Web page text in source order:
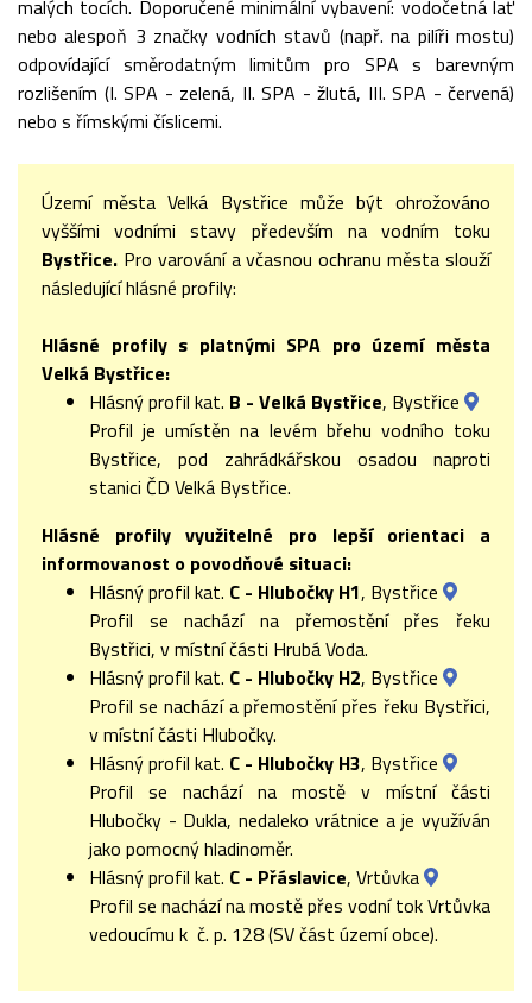
malých tocích. Doporučené minimální vybavení: vodočetná lať
nebo alespoň 3 značky vodních stavů (např. na pilíři mostu)
odpovídající směrodatným limitům pro SPA s barevným
rozlišením (I. SPA - zelená, II. SPA - žlutá, III. SPA - červená)
nebo s římskými číslicemi.
Území města Velká Bystřice může být ohrožováno
vyššími vodními stavy především na vodním toku
Bystřice. Pro varování a včasnou ochranu města slouží
následující hlásné profily:
Hlásné profily s platnými SPA pro území města
Velká Bystřice:
Hlásný profil kat. B - Velká Bystřice, Bystřice
Profil je umístěn na levém břehu vodního toku
Bystřice, pod zahrádkářskou osadou naproti
stanici ČD Velká Bystřice.
Hlásné profily využitelné pro lepší orientaci a
informovanost o povodňové situaci:
Hlásný profil kat. C - Hlubočky H1, Bystřice
Profil se nachází na přemostění přes řeku
Bystřici, v místní části Hrubá Voda.
Hlásný profil kat. C - Hlubočky H2, Bystřice
Profil se nachází a přemostění přes řeku Bystřici,
v místní části Hlubočky.
Hlásný profil kat. C - Hlubočky H3, Bystřice
Profil se nachází na mostě v místní části
Hlubočky - Dukla, nedaleko vrátnice a je využíván
jako pomocný hladinoměr.
Hlásný profil kat. C - Přáslavice, Vrtůvka
Profil se nachází na mostě přes vodní tok Vrtůvka
vedoucímu k č. p. 128 (SV část území obce).